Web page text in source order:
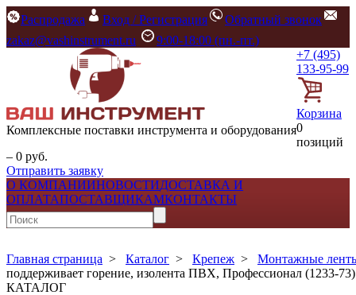
Распродажа Вход / Регистрация
Обратный звонок
zakaz@vashinstrument.ru
9:00-18:00 (пн.-пт.)
Комплексные поставки инструмента и оборудования
+7 (495)
133-95-99
Корзина
0
позиций
– 0 руб.
Отправить заявку
О КОМПАНИИНОВОСТИДОСТАВКА И
ОПЛАТАПОСТАВЩИКАМКОНТАКТЫ
Главная страница > Каталог > Крепеж > Монтажные
поддерживает горение, изолента ПВХ, Профессионал (1233-73)
КАТАЛОГ